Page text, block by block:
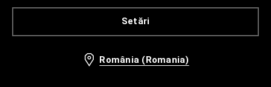
Setări
România (Romania)